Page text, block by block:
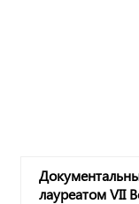
лауреатом VII